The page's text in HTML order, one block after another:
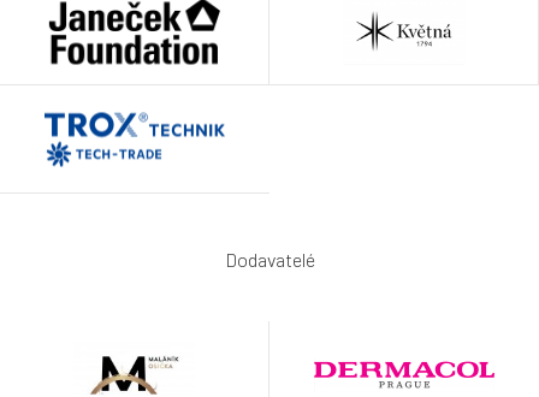
Dodavatelé